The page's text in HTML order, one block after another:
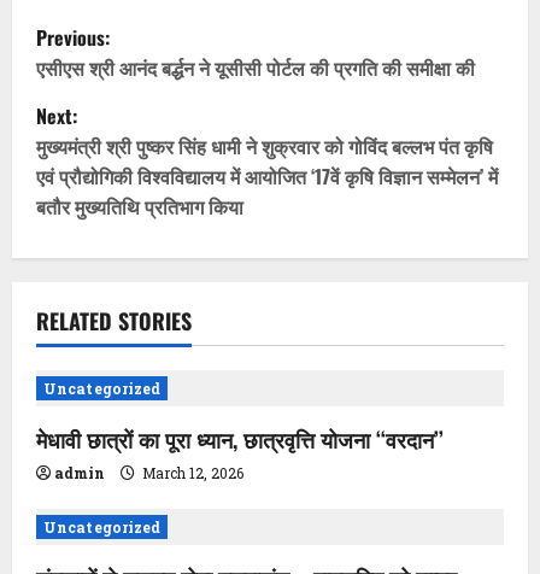
P
o
s
t
n
v
i
g
a
t
Previous:
एसीएस श्री आनंद बर्द्धन ने यूसीसी पोर्टल की प्रगति की समीक्षा की
Next:
मुख्यमंत्री श्री पुष्कर सिंह धामी ने शुक्रवार को गोविंद बल्लभ पंत कृषि
एवं प्रौद्योगिकी विश्वविद्यालय में आयोजित ‘17वें कृषि विज्ञान सम्मेलन’ में
बतौर मुख्यतिथि प्रतिभाग किया
RELATED STORIES
Uncategorized
मेधावी छात्रों का पूरा ध्यान, छात्रवृत्ति योजना ‘‘वरदान’’
admin March 12, 2026
Uncategorized